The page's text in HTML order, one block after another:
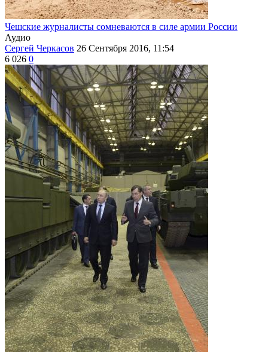
Чешские журналисты сомневаются в силе армии России
Аудио
Сергей Черкасов 26 Сентября 2016, 11:54
6 026 0